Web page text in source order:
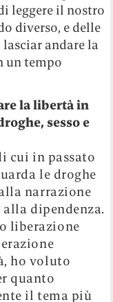
leggere il nostro
diverso, e delle
andare la
un tempo
la libertà in
sesso e
cui in passato
le droghe
narrazione
dipendenza.
liberazione
ho voluto
quanto
il tema più